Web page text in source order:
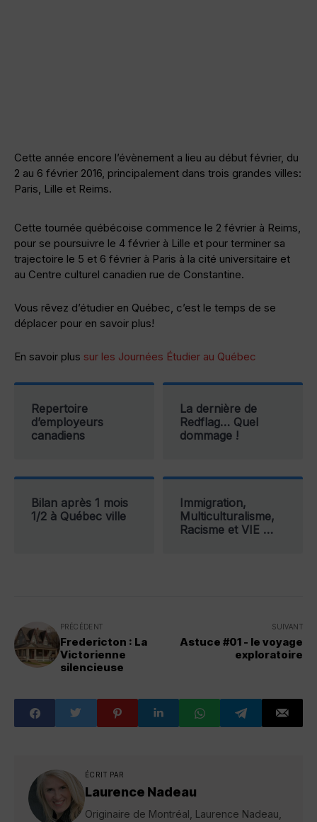
Cette année encore l’évènement a lieu au début février, du
2 au 6 février 2016, principalement dans trois grandes villes:
Paris, Lille et Reims.
Cette tournée québécoise commence le 2 février à Reims,
pour se poursuivre le 4 février à Lille et pour terminer sa
trajectoire le 5 et 6 février à Paris à la cité universitaire et
au Centre culturel canadien rue de Constantine.
Vous rêvez d’étudier en Québec, c’est le temps de se
déplacer pour en savoir plus!
En savoir plus sur les Journées Étudier au Québec
Repertoire
d’employeurs
canadiens
La dernière de
Redflag… Quel
dommage !
Bilan après 1 mois
1/2 à Québec ville
Immigration,
Multiculturalisme,
Racisme et VIE …
PRÉCÉDENT
Fredericton : La
Victorienne
silencieuse
SUIVANT
Astuce #01 - le voyage
exploratoire
ÉCRIT PAR
Laurence Nadeau
Originaire de Montréal, Laurence Nadeau,